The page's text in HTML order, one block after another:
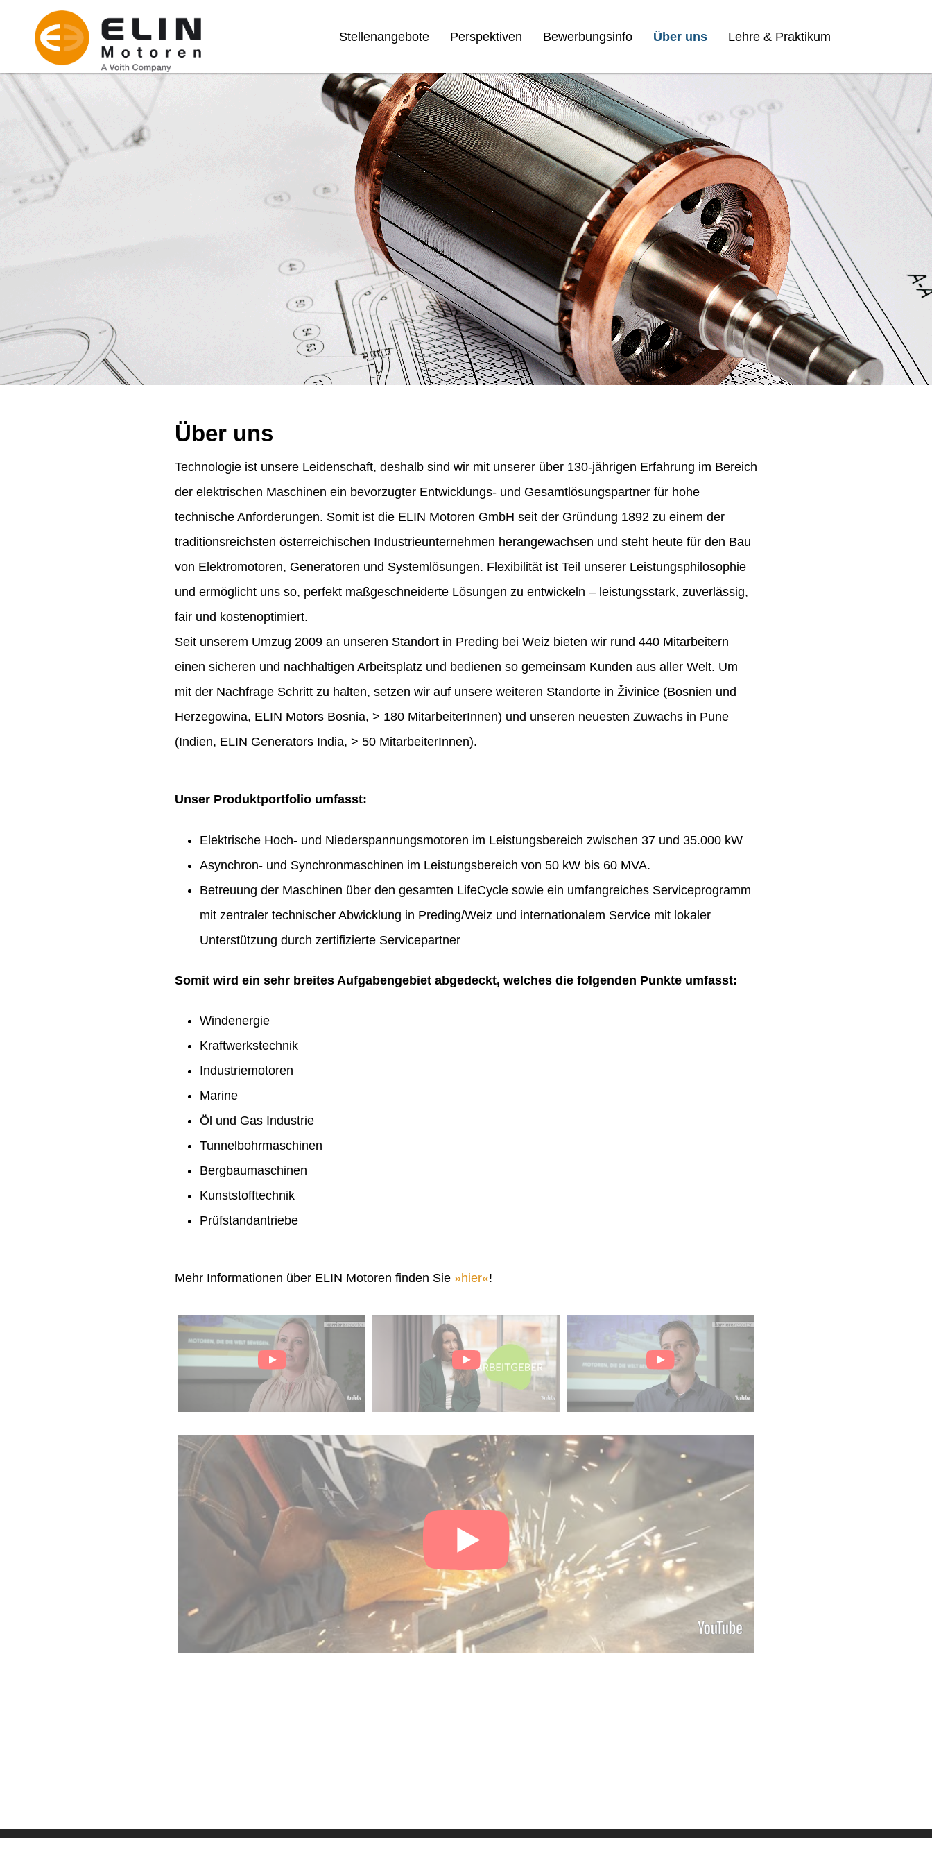
Stellenangebote Perspektiven Bewerbungsinfo Über uns Lehre & Praktikum
Über uns
Technologie ist unsere Leidenschaft, deshalb sind wir mit unserer über 130-jährigen Erfahrung im Bereich
der elektrischen Maschinen ein bevorzugter Entwicklungs- und Gesamtlösungspartner für hohe
technische Anforderungen. Somit ist die ELIN Motoren GmbH seit der Gründung 1892 zu einem der
traditionsreichsten österreichischen Industrieunternehmen herangewachsen und steht heute für den Bau
von Elektromotoren, Generatoren und Systemlösungen. Flexibilität ist Teil unserer Leistungsphilosophie
und ermöglicht uns so, perfekt maßgeschneiderte Lösungen zu entwickeln – leistungsstark, zuverlässig,
fair und kostenoptimiert.
Seit unserem Umzug 2009 an unseren Standort in Preding bei Weiz bieten wir rund 440 Mitarbeitern
einen sicheren und nachhaltigen Arbeitsplatz und bedienen so gemeinsam Kunden aus aller Welt. Um
mit der Nachfrage Schritt zu halten, setzen wir auf unsere weiteren Standorte in Živinice (Bosnien und
Herzegowina, ELIN Motors Bosnia, > 180 MitarbeiterInnen) und unseren neuesten Zuwachs in Pune
(Indien, ELIN Generators India, > 50 MitarbeiterInnen).
Unser Produktportfolio umfasst:
Elektrische Hoch- und Niederspannungsmotoren im Leistungsbereich zwischen 37 und 35.000 kW
Asynchron- und Synchronmaschinen im Leistungsbereich von 50 kW bis 60 MVA.
Betreuung der Maschinen über den gesamten LifeCycle sowie ein umfangreiches Serviceprogramm
mit zentraler technischer Abwicklung in Preding/Weiz und internationalem Service mit lokaler
Unterstützung durch zertifizierte Servicepartner
Somit wird ein sehr breites Aufgabengebiet abgedeckt, welches die folgenden Punkte umfasst:
Windenergie
Kraftwerkstechnik
Industriemotoren
Marine
Öl und Gas Industrie
Tunnelbohrmaschinen
Bergbaumaschinen
Kunststofftechnik
Prüfstandantriebe
Mehr Informationen über ELIN Motoren finden Sie hier !